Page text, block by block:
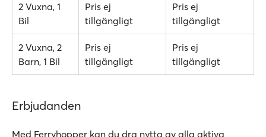
2 Vuxna, 1
Bil
Pris ej
tillgängligt
Pris ej
tillgängligt
2 Vuxna, 2
Barn, 1 Bil
Pris ej
tillgängligt
Pris ej
tillgängligt
Erbjudanden
Med Ferryhopper kan du dra nytta av alla aktiva